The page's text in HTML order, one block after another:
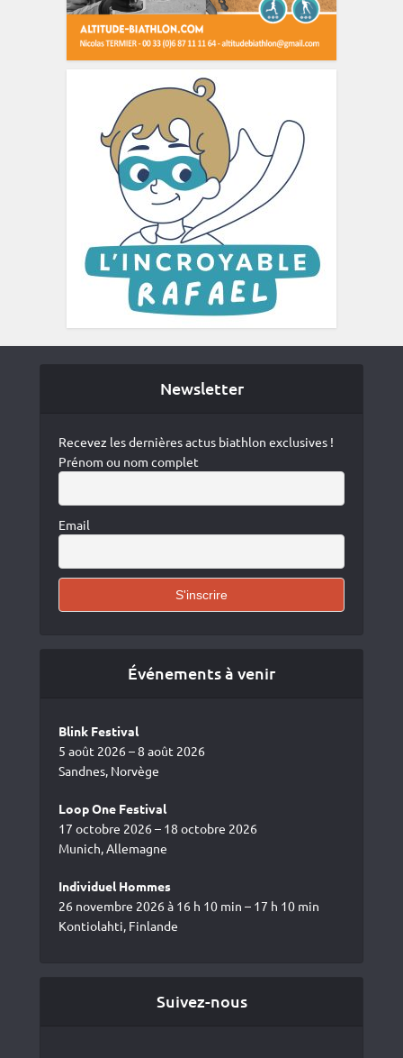
Newsletter
Recevez les dernières actus biathlon exclusives !
Prénom ou nom complet
Email
Événements à venir
Blink Festival
5 août 2026 – 8 août 2026
Sandnes, Norvège
Loop One Festival
17 octobre 2026 – 18 octobre 2026
Munich, Allemagne
Individuel Hommes
26 novembre 2026 à 16 h 10 min – 17 h 10 min
Kontiolahti, Finlande
Suivez-nous